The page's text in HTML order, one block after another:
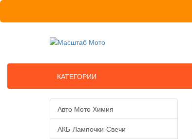
КАТЕГОРИИ
Авто Мото Химия
АКБ-Лампочки-Свечи